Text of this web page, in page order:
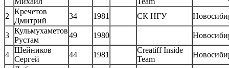
2
Кречетов
Дмитрий
34 1981 СК НГУ
3
Кульмухаметов
Рустам
49 1980
4
Шейников
Сергей
44 1981
Creatiff Inside
Team